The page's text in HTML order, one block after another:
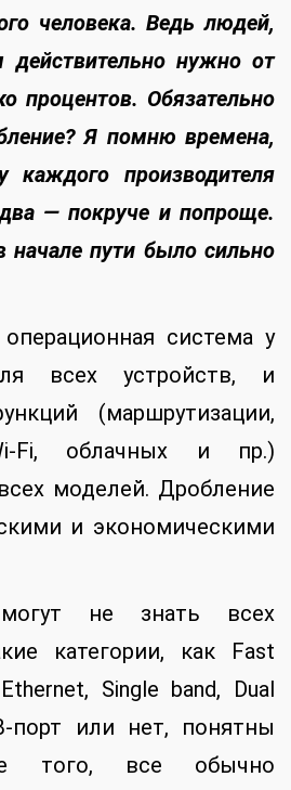
человека. Ведь людей,
нужно от
процентов. Обязательно
Я помню времена,
каждого производителя
— покруче и попроще.
начале пути было сильно
система у
всех устройств, и
(маршрутизации,
Fi, облачных и пр.)
моделей. Дробление
и экономическими
могут не знать всех
категории, как Fast
Single band, Dual
порт или нет, понятны
того, все обычно